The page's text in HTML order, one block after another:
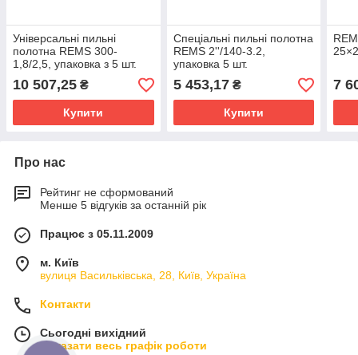
Універсальні пильні
полотна REMS 300-
1,8/2,5, упаковка з 5 шт.
10 507,25 ₴
Купити
Спеціальні пильні полотна
REMS 2''/140-3.2,
упаковка 5 шт.
5 453,17₴
Купити
7
Про нас
Рейтинг не сформований
Менше 5 відгуків за останній рік
Працює з 05.11.2009
м. Київ
вулиця Васильківська, 28, Київ, Україна
Контакти
Сьогодні вихідний
Показати весь графік роботи